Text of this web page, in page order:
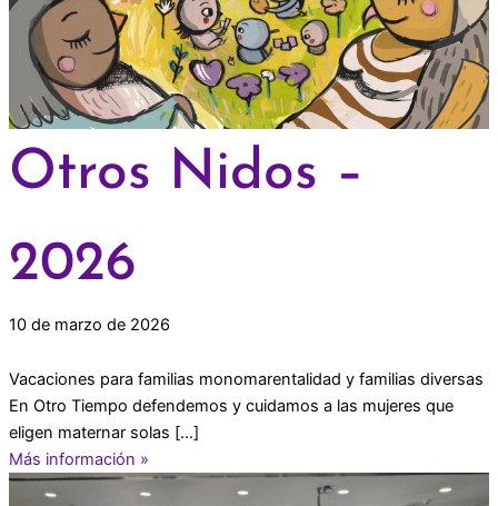
Otros Nidos –
2026
10 de marzo de 2026
Vacaciones para familias monomarentalidad y familias diversas
En Otro Tiempo defendemos y cuidamos a las mujeres que
eligen maternar solas […]
Más información »